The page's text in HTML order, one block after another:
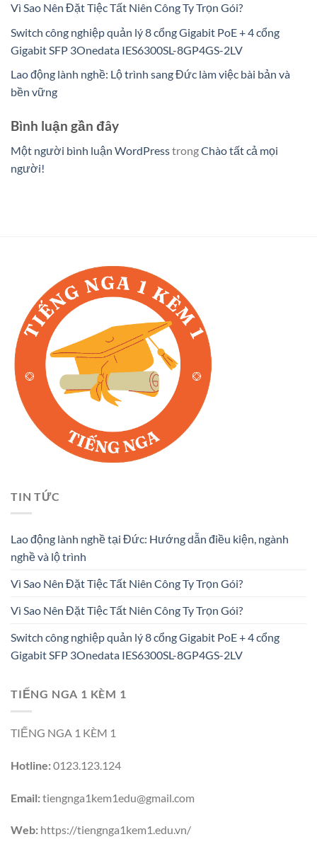
Vì Sao Nên Đặt Tiệc Tất Niên Công Ty Trọn Gói?
Switch công nghiệp quản lý 8 cổng Gigabit PoE + 4 cổng
Gigabit SFP 3Onedata IES6300SL-8GP4GS-2LV
Lao động lành nghề: Lộ trình sang Đức làm việc bài bản và
bền vững
Bình luận gần đây
Một người bình luận WordPresstrongChào tất cả mọi
người!
TIN TỨC
Lao động lành nghề tại Đức: Hướng dẫn điều kiện, ngành
nghề và lộ trình
Vì Sao Nên Đặt Tiệc Tất Niên Công Ty Trọn Gói?
Vì Sao Nên Đặt Tiệc Tất Niên Công Ty Trọn Gói?
Switch công nghiệp quản lý 8 cổng Gigabit PoE + 4 cổng
Gigabit SFP 3Onedata IES6300SL-8GP4GS-2LV
TIẾNG NGA 1 KÈM 1
TIẾNG NGA 1 KÈM 1
Hotline:0123.123.124
Email:tiengnga1kem1edu@gmail.com
Web: https://tiengnga1kem1.edu.vn/